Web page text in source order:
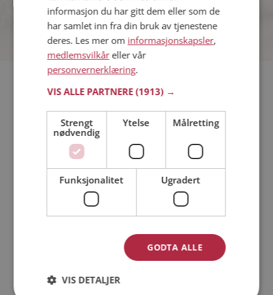
Hvis du søker dating i Ulstein har du kommet til riktig sted. På
datinginteresserte single i Ulstein
Trinn 1 - Bli medlem og lag en presentasjon
Trinn 2 - Slik fungerer våre søkefunksjoner
Match Making på Møteplassen
informasjon du har gitt dem eller som de
har samlet inn fra din bruk av tjenestene
deres. Les mer om informasjonskapsler,
medlemsvilkåreller vår
personvernerklæring.
VIS ALLE PARTNERE(1913) →
Strengt
nødvendig
Ytelse Målretting
Funksjonalitet Ugradert
GODTA ALLE
VIS DETALJER